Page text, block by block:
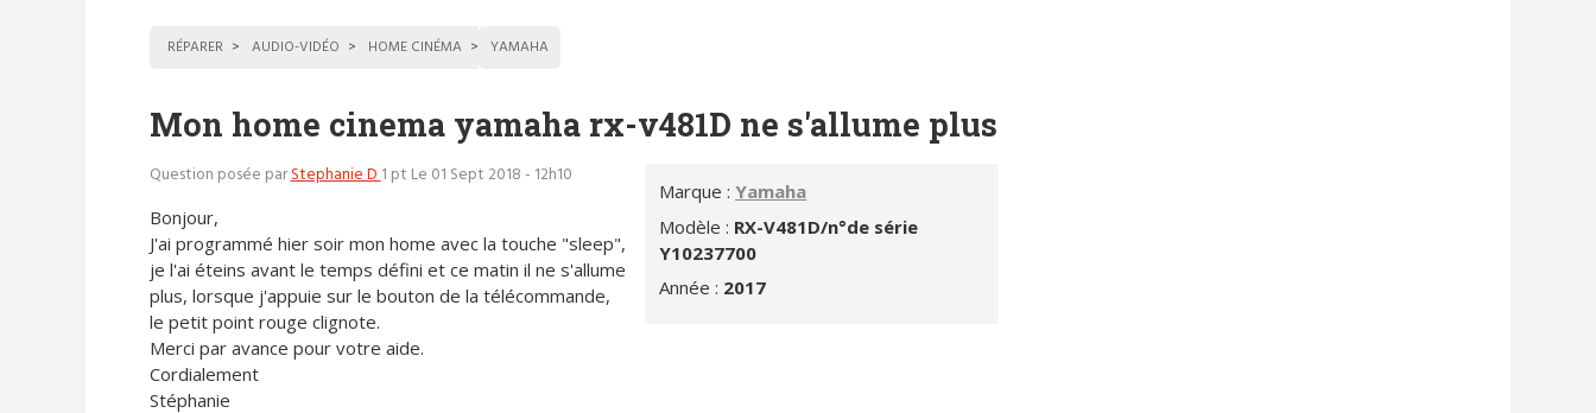
RÉPARER AUDIO-VIDÉO HOME CINÉMA YAMAHA
Mon home cinema yamaha rx-v481D ne s'allume plus
Marque :Yamaha
Modèle : RX-V481D/n°de série
Y10237700
Année : 2017
Question posée parStephanie D1 pt Le 01 Sept 2018 - 12h10
Bonjour,
J'ai programmé hier soir mon home avec la touche "sleep",
je l'ai éteins avant le temps défini et ce matin il ne s'allume
plus, lorsque j'appuie sur le bouton de la télécommande,
le petit point rouge clignote.
Merci par avance pour votre aide.
Cordialement
Stéphanie